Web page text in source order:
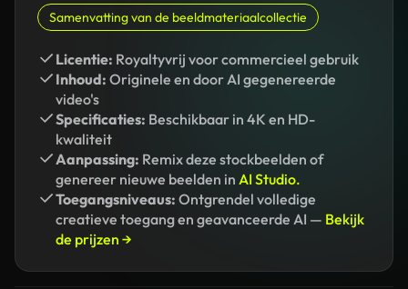
Samenvatting van de beeldmateriaalcollectie
Licentie: Royaltyvrij voor commercieel gebruik
Inhoud: Originele en door AI gegenereerde
video's
Specificaties: Beschikbaar in 4K en HD-
kwaliteit
Aanpassing: Remix deze stockbeelden of
genereer nieuwe beelden in AI Studio.
Toegangsniveaus: Ontgrendel volledige
creatieve toegang en geavanceerde AI — Bekijk
de prijzen →